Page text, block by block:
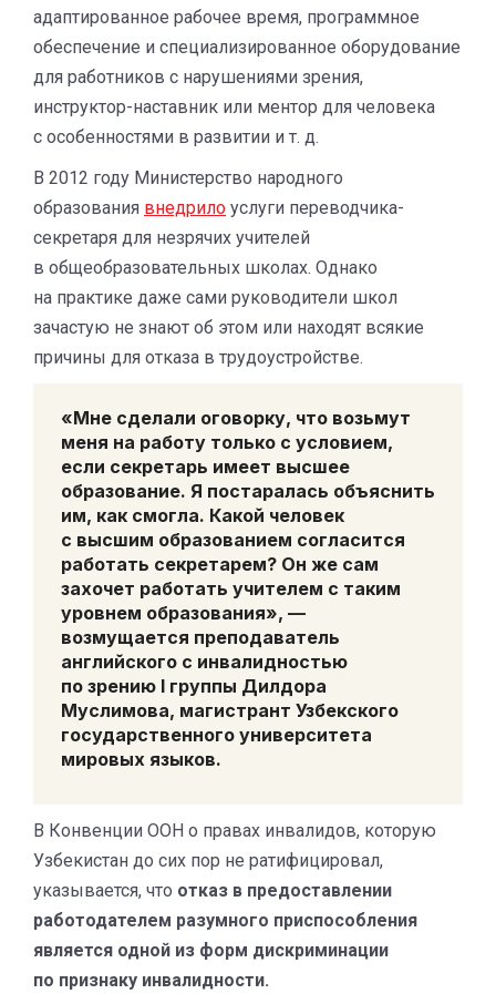
адаптированное рабочее время, программное
обеспечение и специализированное оборудование
для работников с нарушениями зрения,
инструктор-наставник или ментор для человека
с особенностями в развитии и т. д.
В 2012 году Министерство народного
образования внедрило услуги переводчика-
секретаря для незрячих учителей
в общеобразовательных школах. Однако
на практике даже сами руководители школ
зачастую не знают об этом или находят всякие
причины для отказа в трудоустройстве.
«Мне сделали оговорку, что возьмут
меня на работу только с условием,
если секретарь имеет высшее
образование. Я постаралась объяснить
им, как смогла. Какой человек
с высшим образованием согласится
работать секретарем? Он же сам
захочет работать учителем с таким
уровнем образования», —
возмущается преподаватель
английского с инвалидностью
по зрению I группы Дилдора
Муслимова, магистрант Узбекского
государственного университета
мировых языков.
В Конвенции ООН о правах инвалидов, которую
Узбекистан до сих пор не ратифицировал,
указывается, что отказ в предоставлении
работодателем разумного приспособления
является одной из форм дискриминации
по признаку инвалидности.